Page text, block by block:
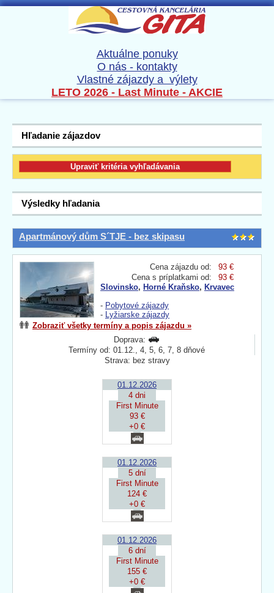
Aktuálne ponuky
O nás - kontakty
Vlastné zájazdy a výlety
LETO 2026 - Last Minute - AKCIE
Hľadanie zájazdov
Výsledky hľadania
Apartmánový dům S´TJE - bez skipasu
Cena zájazdu od:
93 €
Cena s príplatkami od:
93 €
Slovinsko, Horné Kraňsko, Krvavec
- Pobytové zájazdy
- Lyžiarske zájazdy
Zobraziť všetky termíny a popis zájazdu »
Doprava:
Termíny od: 01.12., 4, 5, 6, 7, 8 dňové
Strava: bez stravy
01.12.2026
4 dni
First Minute
93 €
+0 €
01.12.2026
5 dní
First Minute
124 €
+0 €
01.12.2026
6 dní
First Minute
155 €
+0 €